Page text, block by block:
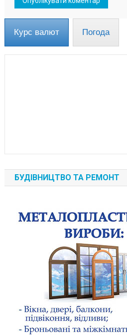
Курс валют Погода
БУДІВНИЦТВО ТА РЕМОНТ